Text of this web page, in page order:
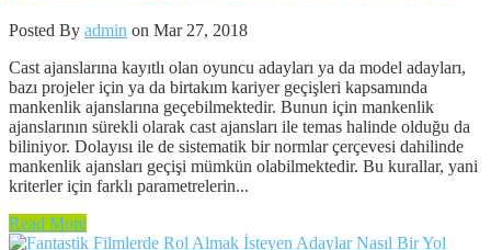
Posted By admin on Mar 27, 2018
Cast ajanslarına kayıtlı olan oyuncu adayları ya da model adayları,
bazı projeler için ya da birtakım kariyer geçişleri kapsamında
mankenlik ajanslarına geçebilmektedir. Bunun için mankenlik
ajanslarının sürekli olarak cast ajansları ile temas halinde olduğu da
biliniyor. Dolayısı ile de sistematik bir normlar çerçevesi dahilinde
mankenlik ajansları geçişi mümkün olabilmektedir. Bu kurallar, yani
kriterler için farklı parametrelerin...
Read More